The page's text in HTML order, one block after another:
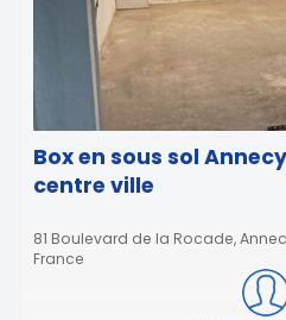
Box en sous sol
centre ville
81 Boulevard de la Rocade,
France